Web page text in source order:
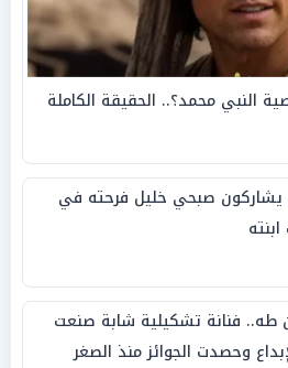
النبي محمد؟.. الحقيقة الكاملة
يشاركون صبحي خليل فرحته في
طه.. فنانة تشكيلية شابة صنعت
وحصدت الجوائز منذ الصغر